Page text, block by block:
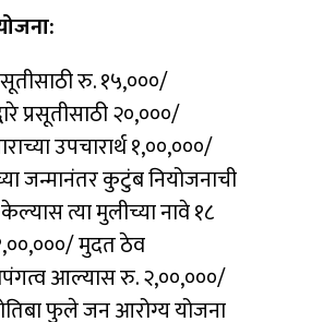
रु. १५,०००/
प्रसूतीसाठी २०,०००/
उपचारार्थ १,००,०००/
जन्मानंतर कुटुंब नियोजनाची
केल्यास त्या मुलीच्या नावे १८
मुदत ठेव
आल्यास रु. २,००,०००/
फुले जन आरोग्य योजना